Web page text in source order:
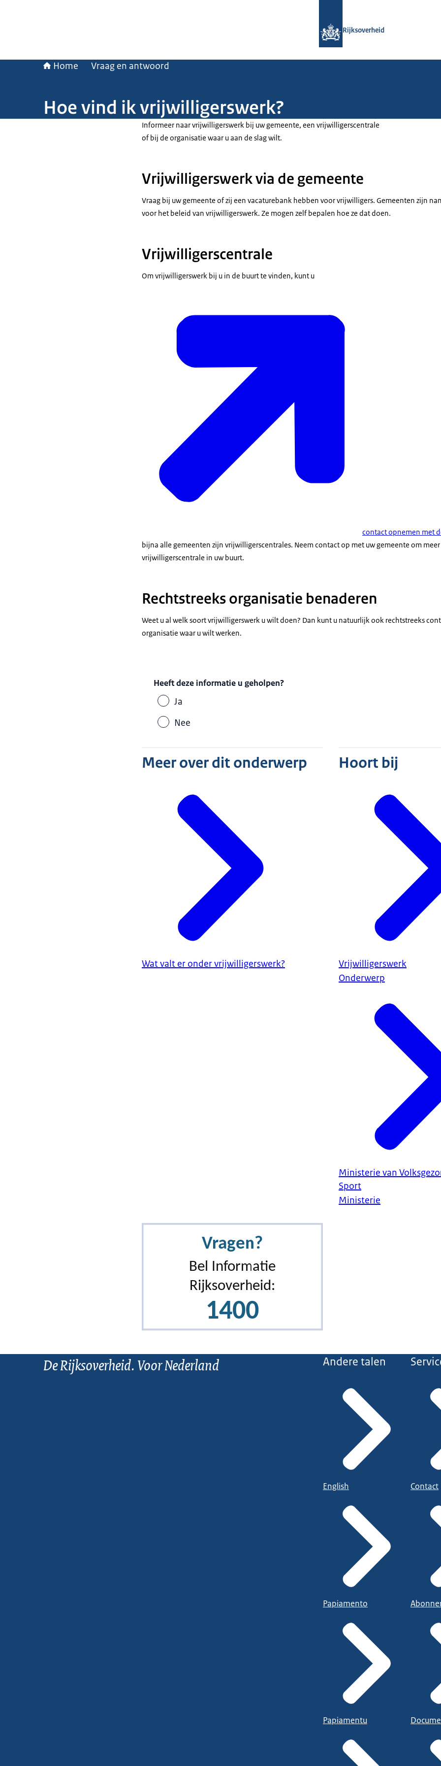
Rijksoverheid
Home Vraag en antwoord
Hoe vind ik vrijwilligerswerk?
Informeer naar vrijwilligerswerk bij uw gemeente, een vrijwilligerscentrale
of bij de organisatie waar u aan de slag wilt.
Vrijwilligerswerk via de gemeente
Vraag bij uw gemeente of zij een vacaturebank hebben voor vrijwilligers. Gemeenten zijn
voor het beleid van vrijwilligerswerk. Ze mogen zelf bepalen hoe ze dat doen.
Vrijwilligerscentrale
Om vrijwilligerswerk bij u in de buurt te vinden, kunt u
contact opnemen met
bijna alle gemeenten zijn vrijwilligerscentrales. Neem contact op met uw gemeente om
vrijwilligerscentrale in uw buurt.
Rechtstreeks organisatie benaderen
Weet u al welk soort vrijwilligerswerk u wilt doen? Dan kunt u natuurlijk ook rechtstreeks
organisatie waar u wilt werken.
Heeft deze informatie u geholpen?
Ja
Nee
Meer over dit onderwerp
Wat valt er onder vrijwilligerswerk?
Hoort bij
Vrijwilligerswerk
Onderwerp
Ministerie van
Sport
Ministerie
De Rijksoverheid. Voor Nederland Andere talen
English
Papiamento
Papiamentu
Contact